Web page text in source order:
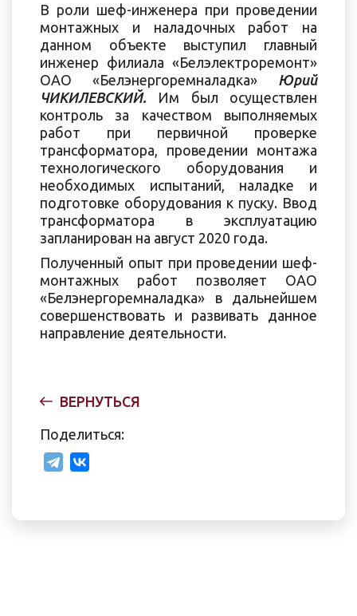
В роли шеф-инженера при проведении
монтажных и наладочных работ на
данном объекте выступил главный
инженер филиала «Белэлектроремонт»
ОАО «Белэнергоремналадка» Юрий
ЧИКИЛЕВСКИЙ. Им был осуществлен
контроль за качеством выполняемых
работ при первичной проверке
трансформатора, проведении монтажа
технологического оборудования и
необходимых испытаний, наладке и
подготовке оборудования к пуску. Ввод
трансформатора в эксплуатацию
запланирован на август 2020 года.
Полученный опыт при проведении шеф-
монтажных работ позволяет ОАО
«Белэнергоремналадка» в дальнейшем
совершенствовать и развивать данное
направление деятельности.
ВЕРНУТЬСЯ
Поделиться: